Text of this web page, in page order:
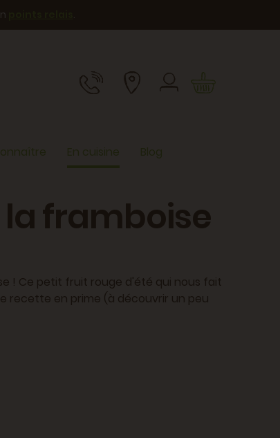
.
En cuisine Blog
la framboise
! Ce petit fruit rouge d'été qui nous fait
recette en prime (à découvrir un peu